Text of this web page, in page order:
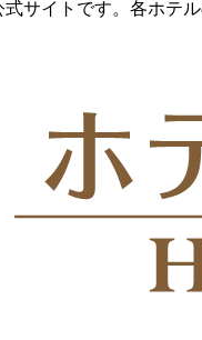
サイトです。各ホテ